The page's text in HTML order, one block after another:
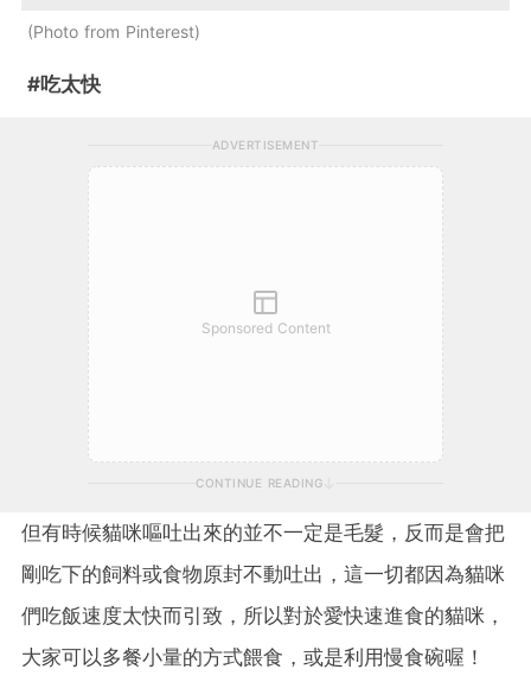
Photo from Pinterest
#吃太快
ADVERTISEMENT
Sponsored Content
CONTINUE READING
但有時候貓咪嘔吐出來的並不一定是毛髮，反而是會把
剛吃下的飼料或食物原封不動吐出，這一切都因為貓咪
們吃飯速度太快而引致，所以對於愛快速進食的貓咪，
大家可以多餐小量的方式餵食，或是利用慢食碗喔！